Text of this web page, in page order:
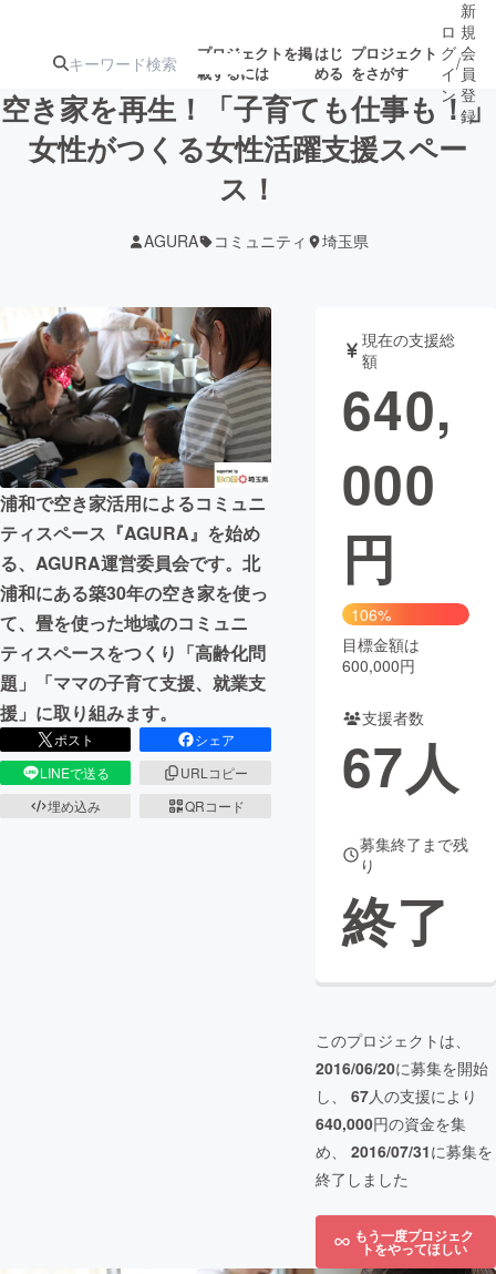
プロジェクトを掲
載するには
はじ
める
プロジェクト
をさがす
注目の新着プロ
テクノロジー・ガジェット
映像・映画 書籍・雑誌
ビジネス・起業 チャレンジ
まちづくり・地域活性化
CAMPFIRE for Social Good
CAMPFIRE Creation
CAMPFIREふるさと納税machi-ya コミュニティ
ロ
グ
イ
ン
/
新
規
会
員
登
録
空き家を再生！「子育ても仕事も！」
女性がつくる女性活躍支援スペー
ス！
AGURA コミュニティ 埼玉県
浦和で空き家活用によるコミュニ
ティスペース『AGURA』を始め
る、AGURA運営委員会です。北
浦和にある築30年の空き家を使っ
て、畳を使った地域のコミュニ
ティスペースをつくり「高齢化問
題」「ママの子育て支援、就業支
援」に取り組みます。
ポスト
シェア
LINEで送る
URLコピー
埋め込み
QRコード
現在の支援総
額
640,
000
円
106%
目標金額は
600,000円
支援者数
67人
募集終了まで残
り
終了
このプロジェクトは、
2016/06/20に募集を開始
し、 67人の支援により
640,000円の資金を集
め、 2016/07/31に募集を
終了しました
もう一度プロジェク
トをやってほしい